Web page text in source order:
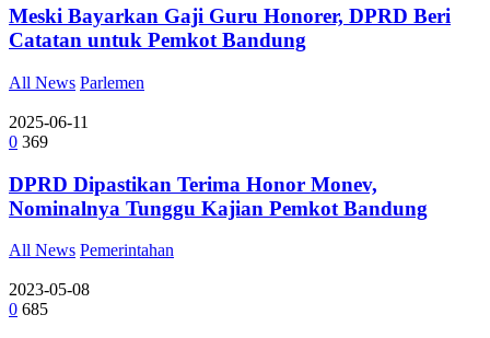
Meski Bayarkan Gaji Guru Honorer, DPRD Beri
Catatan untuk Pemkot Bandung
All News Parlemen
2025-06-11
0 369
DPRD Dipastikan Terima Honor Monev,
Nominalnya Tunggu Kajian Pemkot Bandung
All News Pemerintahan
2023-05-08
0 685